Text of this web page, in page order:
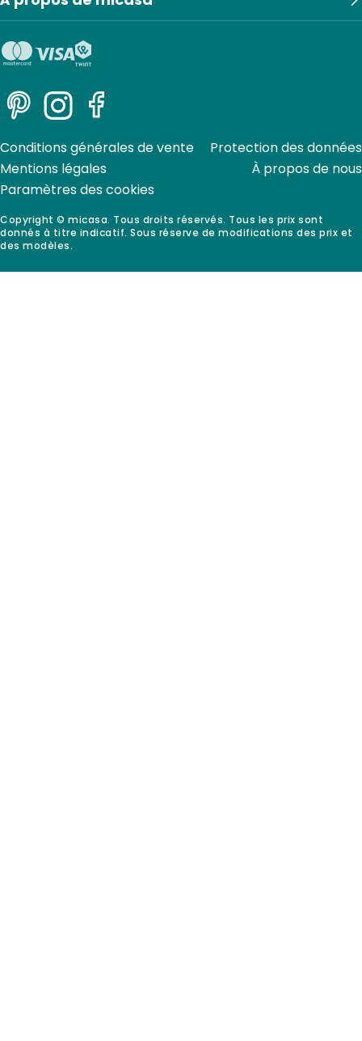
PinterestInstagramFacebook
Copyright © micasa. Tous droits réservés. Tous les prix sont
donnés à titre indicatif. Sous réserve de modifications des prix et
des modèles.
Conditions générales de vente
Protection des données
Mentions légales
À propos de nous
Paramètres des cookies